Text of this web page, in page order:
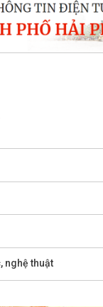
nghệ thuật